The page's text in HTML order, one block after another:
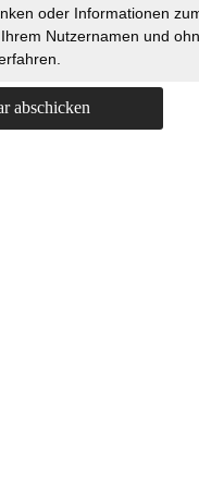
oder Informationen
Nutzernamen und